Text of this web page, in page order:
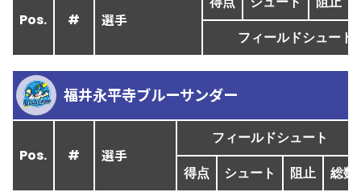
Pos. # 選手
フィールドシュート
福井永平寺ブルーサンダー
Pos. # 選手
フィールドシュート
得点 シュート 阻止 総数